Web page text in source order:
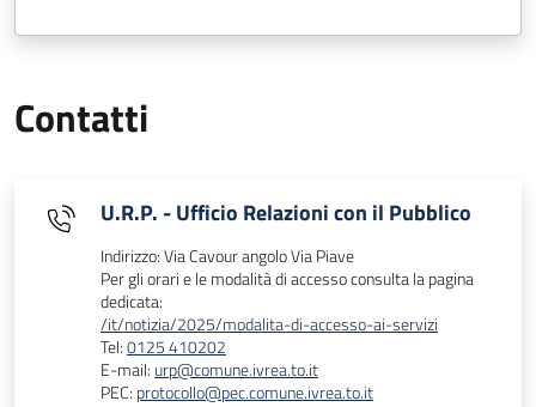
Contatti
U.R.P. - Ufficio Relazioni con il Pubblico
Indirizzo: Via Cavour angolo Via Piave
Per gli orari e le modalità di accesso consulta la pagina
dedicata:
/it/notizia/2025/modalita-di-accesso-ai-servizi
Tel:0125 410202
E-mail: urp@comune.ivrea.to.it
PEC: protocollo@pec.comune.ivrea.to.it